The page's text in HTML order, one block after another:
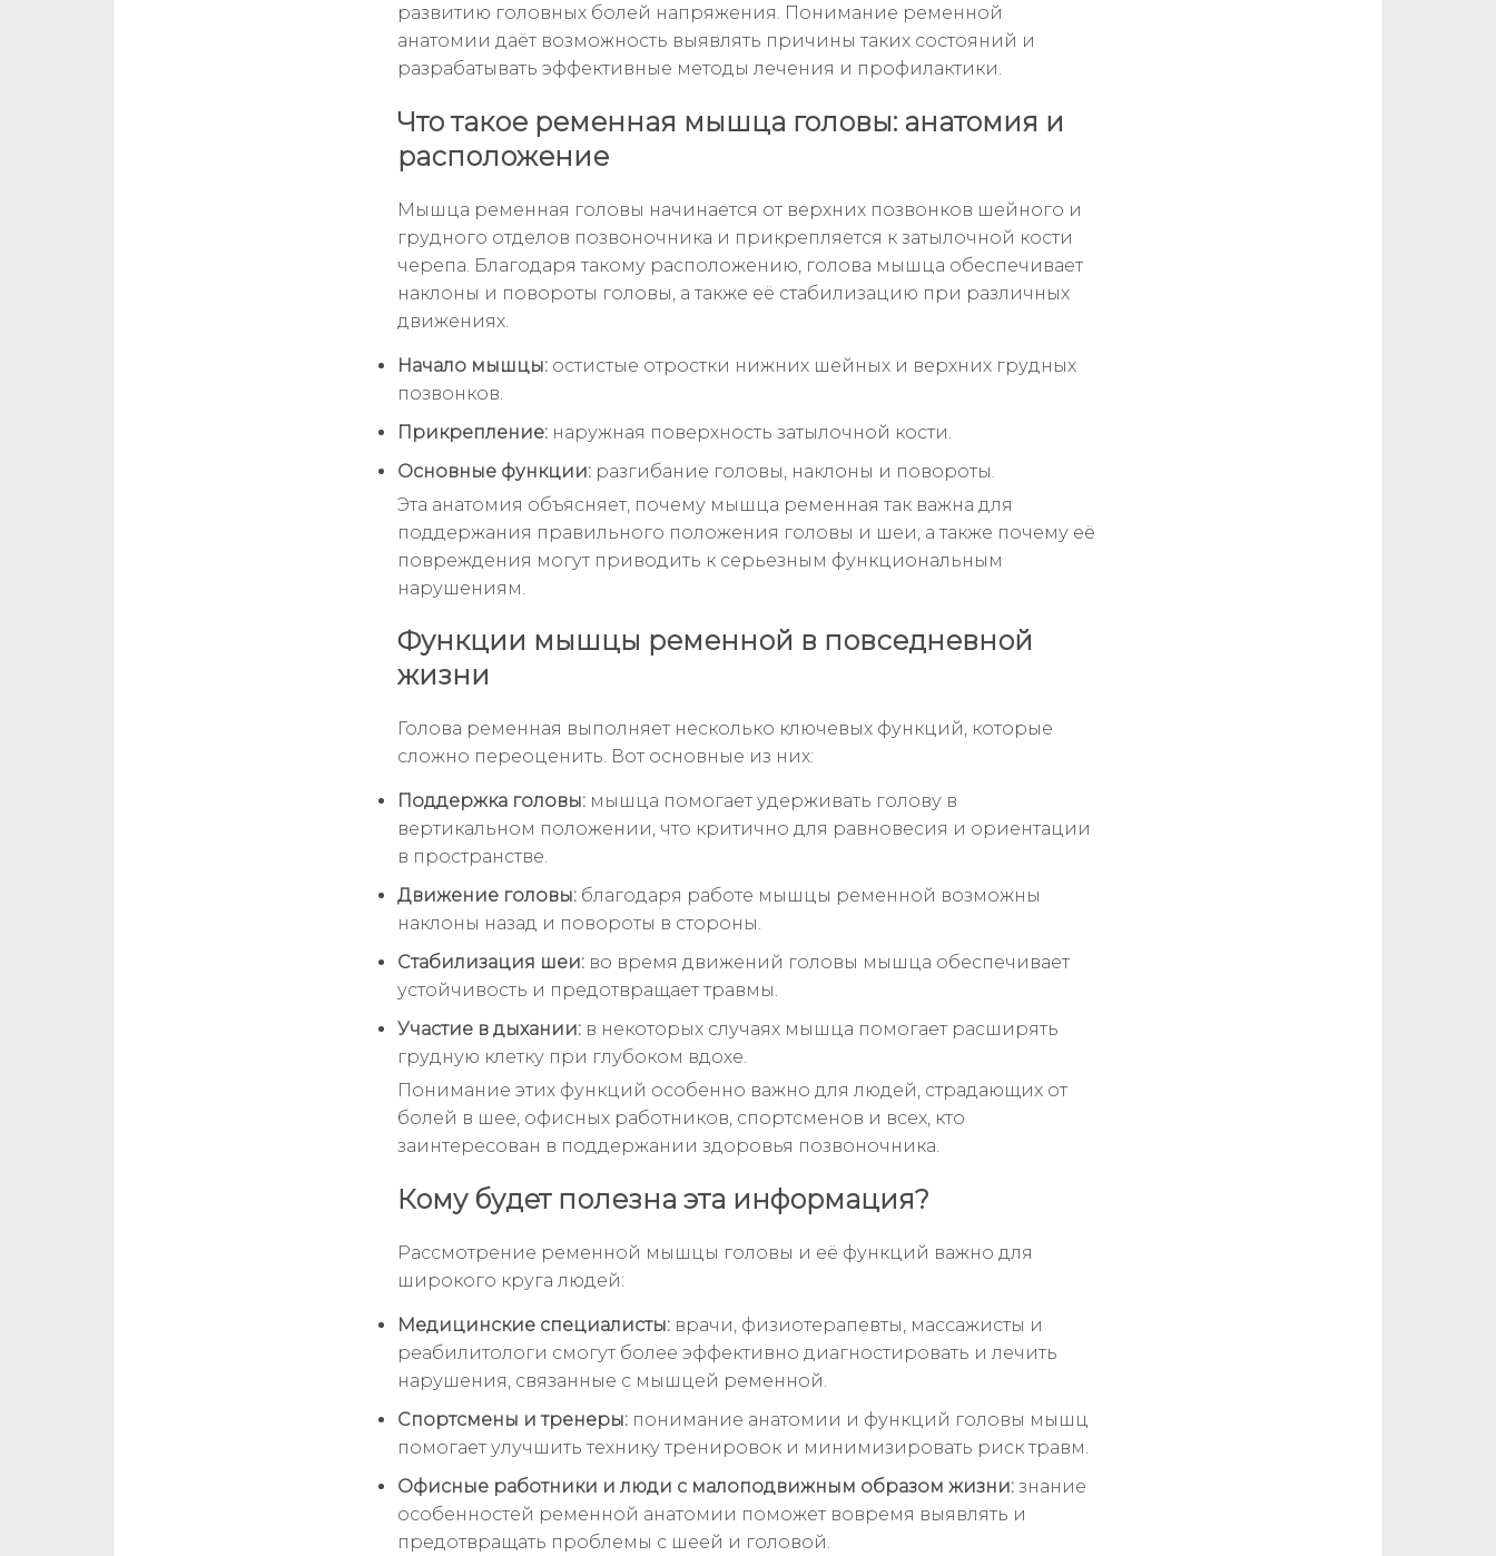
развитию головных болей напряжения. Понимание ременной
анатомии даёт возможность выявлять причины таких состояний и
разрабатывать эффективные методы лечения и профилактики.
Что такое ременная мышца головы: анатомия и
расположение
Мышца ременная головы начинается от верхних позвонков шейного и
грудного отделов позвоночника и прикрепляется к затылочной кости
черепа. Благодаря такому расположению, голова мышца обеспечивает
наклоны и повороты головы, а также её стабилизацию при различных
движениях.
Начало мышцы: остистые отростки нижних шейных и верхних грудных
позвонков.
Прикрепление: наружная поверхность затылочной кости.
Основные функции: разгибание головы, наклоны и повороты.
Эта анатомия объясняет, почему мышца ременная так важна для
поддержания правильного положения головы и шеи, а также почему её
повреждения могут приводить к серьезным функциональным
нарушениям.
Функции мышцы ременной в повседневной
жизни
Голова ременная выполняет несколько ключевых функций, которые
сложно переоценить. Вот основные из них:
Поддержка головы: мышца помогает удерживать голову в
вертикальном положении, что критично для равновесия и ориентации
в пространстве.
Движение головы: благодаря работе мышцы ременной возможны
наклоны назад и повороты в стороны.
Стабилизация шеи: во время движений головы мышца обеспечивает
устойчивость и предотвращает травмы.
Участие в дыхании: в некоторых случаях мышца помогает расширять
грудную клетку при глубоком вдохе.
Понимание этих функций особенно важно для людей, страдающих от
болей в шее, офисных работников, спортсменов и всех, кто
заинтересован в поддержании здоровья позвоночника.
Кому будет полезна эта информация?
Рассмотрение ременной мышцы головы и её функций важно для
широкого круга людей:
Медицинские специалисты: врачи, физиотерапевты, массажисты и
реабилитологи смогут более эффективно диагностировать и лечить
нарушения, связанные с мышцей ременной.
Спортсмены и тренеры: понимание анатомии и функций головы мышц
помогает улучшить технику тренировок и минимизировать риск травм.
Офисные работники и люди с малоподвижным образом жизни: знание
особенностей ременной анатомии поможет вовремя выявлять и
предотвращать проблемы с шеей и головой.